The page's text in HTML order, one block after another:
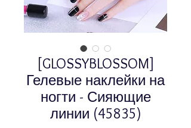
[GLOSSYBLOSSOM]
Гелевые наклейки на
ногти - Сияющие
линии (45835)